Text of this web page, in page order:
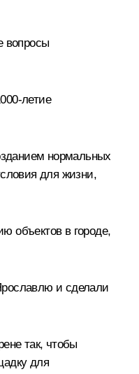
вопросы
летие
нормальных
для жизни,
объектов в городе,
и сделали
так, чтобы
для